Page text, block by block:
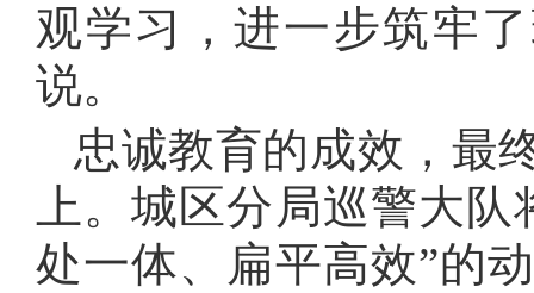
观学习，进一步筑牢
说。
忠诚教育的成效，最
上。城区分局巡警大
处一体、扁平高效”的